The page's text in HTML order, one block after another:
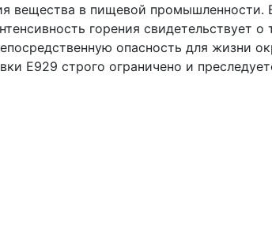
вещества в пищевой промышленности.
горения свидетельствует
опасность для жизни
Е929 строго ограничено и